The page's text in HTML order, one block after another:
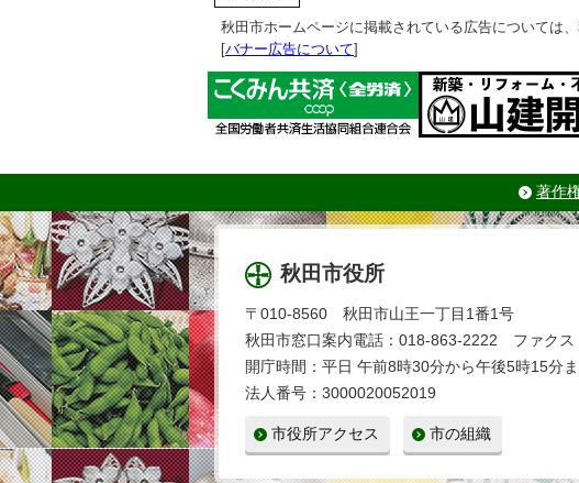
秋田市ホームページに掲載されている広告については
[バナー広告について]
著作
秋田市役所
〒010-8560 秋田市山王一丁目1番1号
秋田市窓口案内電話：018-863-2222 ファクス
開庁時間：平日 午前8時30分から午後5時15分
法人番号：3000020052019
市役所アクセス 市の組織